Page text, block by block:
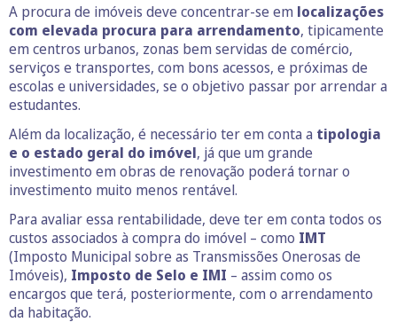
A procura de imóveis deve concentrar-se em localizações
com elevada procura para arrendamento, tipicamente
em centros urbanos, zonas bem servidas de comércio,
serviços e transportes, com bons acessos, e próximas de
escolas e universidades, se o objetivo passar por arrendar a
estudantes.
Além da localização, é necessário ter em conta a tipologia
e o estado geral do imóvel, já que um grande
investimento em obras de renovação poderá tornar o
investimento muito menos rentável.
Para avaliar essa rentabilidade, deve ter em conta todos os
custos associados à compra do imóvel – como IMT
(Imposto Municipal sobre as Transmissões Onerosas de
Imóveis), Imposto de Selo e IMI – assim como os
encargos que terá, posteriormente, com o arrendamento
da habitação.